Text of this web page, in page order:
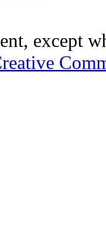
except